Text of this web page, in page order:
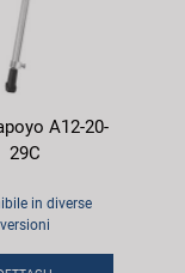
A12-20-
29C
in diverse
versioni